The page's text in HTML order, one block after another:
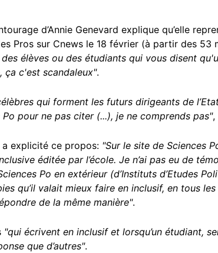
d’Annie Genevard explique qu’elle
Pros sur Cnews le 18 février (à partir des 53
élèves ou des étudiants qui vous disent
ça c'est scandaleux".
qui forment les futurs dirigeants de
pour ne pas citer (...), je ne comprends pas",
a explicité ce propos: "Sur le site de Sciences
éditée par l’école. Je n’ai pas eu de
Po en extérieur (d’Instituts d’Etudes
qu’il valait mieux faire en inclusif, en tous
de la même manière".
"qui écrivent en inclusif et lorsqu’un étudiant,
que d’autres".